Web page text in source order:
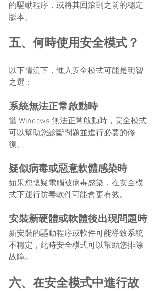
的驅動程序，或將其回滾到之前的穩定
版本。
五、何時使用安全模式？
以下情況下，進入安全模式可能是明智
之選：
系統無法正常啟動時
當 Windows 無法正常啟動時，安全模式
可以幫助您診斷問題並進行必要的修
復。
疑似病毒或惡意軟體感染時
如果您懷疑電腦被病毒感染，在安全模
式下運行防毒軟件可能會更有效。
安裝新硬體或軟體後出現問題時
新安裝的驅動程序或軟件可能導致系統
不穩定，此時安全模式可以幫助您排除
故障。
六、在安全模式中進行故